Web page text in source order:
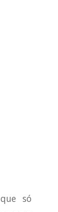
só